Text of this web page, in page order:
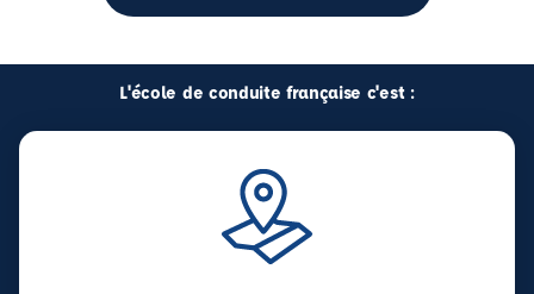
L'école de conduite française c'est :